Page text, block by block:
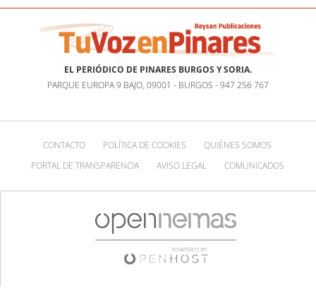
EL PERIÓDICO DE PINARES BURGOS Y SORIA.
PARQUE EUROPA 9 BAJO, 09001 - BURGOS - 947 256 767
CONTACTO POLÍTICA DE COOKIES
QUIÉNES SOMOS
PORTAL DE TRANSPARENCIA
AVISO LEGAL COMUNICADOS